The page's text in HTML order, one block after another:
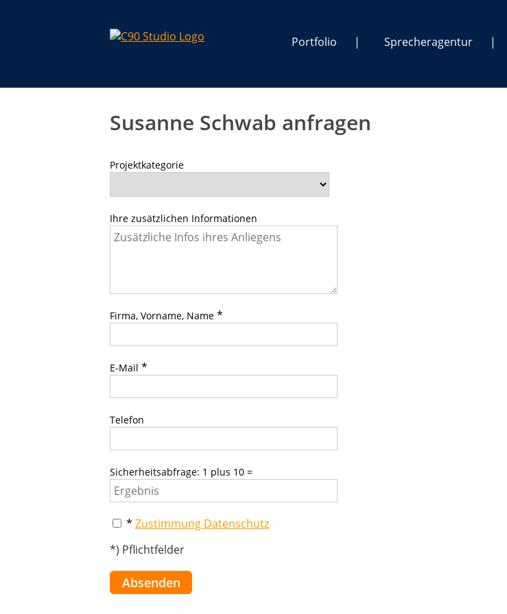
Portfolio Sprecheragentur
Susanne Schwab anfragen
Projektkategorie
Ihre zusätzlichen Informationen
Firma, Vorname, Name *
E-Mail *
Telefon
Sicherheitsabfrage: 1 plus 10 =
* Zustimmung Datenschutz
*) Pflichtfelder
Absenden